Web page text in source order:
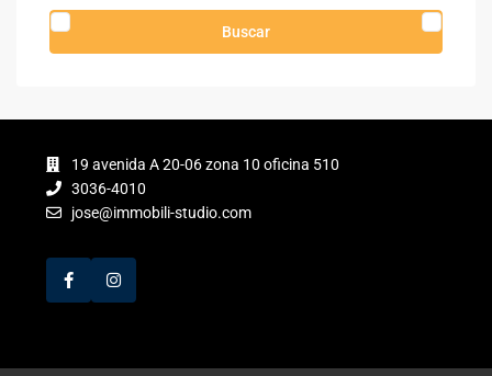
Buscar
19 avenida A 20-06 zona 10 oficina 510
3036-4010
jose@immobili-studio.com